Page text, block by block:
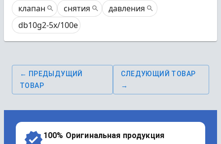
клапан снятия
давления
db10g2-5x/100e
← ПРЕДЫДУЩИЙ
ТОВАР
СЛЕДУЮЩИЙ ТОВАР
→
100% Оригинальная продукция